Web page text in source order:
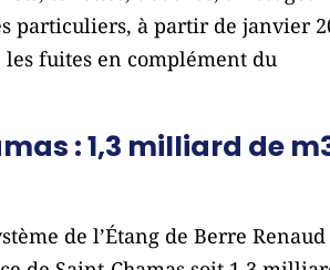
particuliers, à partir de janvier
fuites en complément du
: 1,3 milliard de
de l’Étang de Berre Renaud